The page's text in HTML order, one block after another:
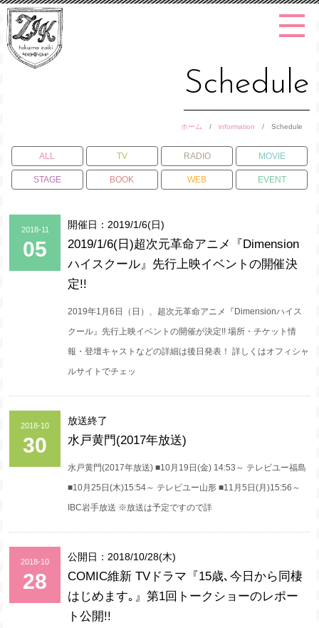
Schedule
ホーム / information / Schedule
ALL TV RADIO MOVIE
STAGE BOOK WEB EVENT
2018-11
05
開催日：2019/1/6(日)
2019/1/6(日)超次元革命アニメ『Dimension
ハイスクール』先行上映イベントの開催決
定!!
2019年1月6日（日）、超次元革命アニメ『Dimensionハイス
クール』先行上映イベントの開催が決定!! 場所・チケット情
報・登壇キャストなどの詳細は後日発表！ 詳しくはオフィシャ
ルサイトでチェッ
2018-10
30
放送終了
水戸黄門(2017年放送)
水戸黄門(2017年放送) ■10月19日(金) 14:53～ テレビユー福島
■10月25日(木)15:54～ テレビユー山形 ■11月5日(月)15:56～
IBC岩手放送 ※放送は予定ですので詳
2018-10
28
公開日：2018/10/28(木)
COMIC維新 TVドラマ『15歳､今日から同棲
はじめます｡』第1回トークショーのレポー
ト公開!!